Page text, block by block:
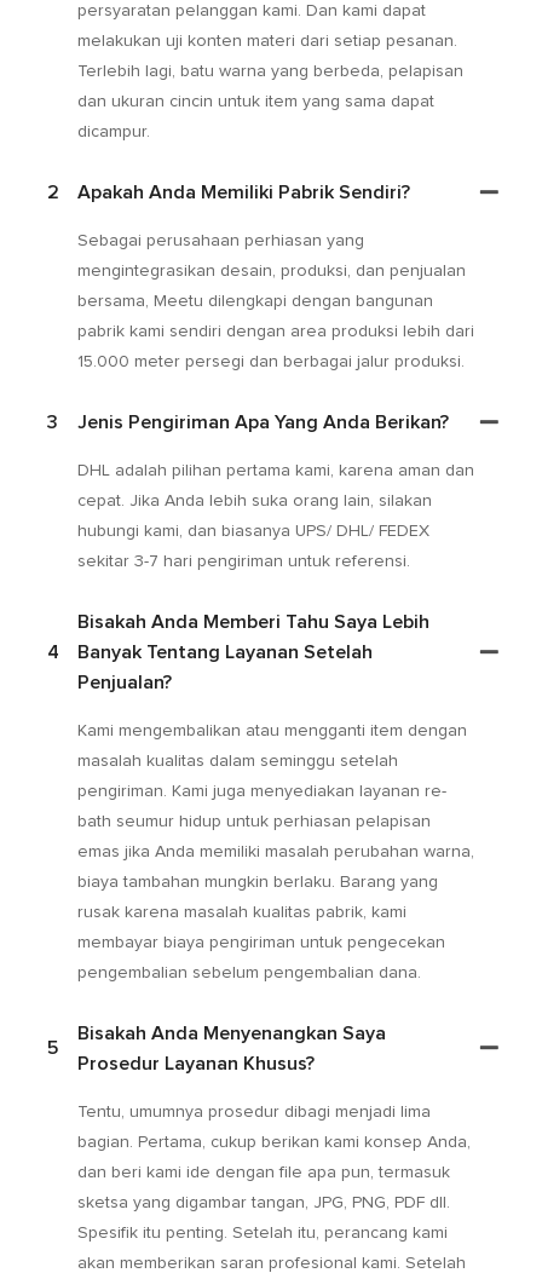
persyaratan pelanggan kami. Dan kami dapat
melakukan uji konten materi dari setiap pesanan.
Terlebih lagi, batu warna yang berbeda, pelapisan
dan ukuran cincin untuk item yang sama dapat
dicampur.
2 Apakah Anda Memiliki Pabrik Sendiri?
Sebagai perusahaan perhiasan yang
mengintegrasikan desain, produksi, dan penjualan
bersama, Meetu dilengkapi dengan bangunan
pabrik kami sendiri dengan area produksi lebih dari
15.000 meter persegi dan berbagai jalur produksi.
3 Jenis Pengiriman Apa Yang Anda Berikan?
DHL adalah pilihan pertama kami, karena aman dan
cepat. Jika Anda lebih suka orang lain, silakan
hubungi kami, dan biasanya UPS/ DHL/ FEDEX
sekitar 3-7 hari pengiriman untuk referensi.
4
Bisakah Anda Memberi Tahu Saya Lebih
Banyak Tentang Layanan Setelah
Penjualan?
Kami mengembalikan atau mengganti item dengan
masalah kualitas dalam seminggu setelah
pengiriman. Kami juga menyediakan layanan re-
bath seumur hidup untuk perhiasan pelapisan
emas jika Anda memiliki masalah perubahan warna,
biaya tambahan mungkin berlaku. Barang yang
rusak karena masalah kualitas pabrik, kami
membayar biaya pengiriman untuk pengecekan
pengembalian sebelum pengembalian dana.
5
Bisakah Anda Menyenangkan Saya
Prosedur Layanan Khusus?
Tentu, umumnya prosedur dibagi menjadi lima
bagian. Pertama, cukup berikan kami konsep Anda,
dan beri kami ide dengan file apa pun, termasuk
sketsa yang digambar tangan, JPG, PNG, PDF dll.
Spesifik itu penting. Setelah itu, perancang kami
akan memberikan saran profesional kami. Setelah